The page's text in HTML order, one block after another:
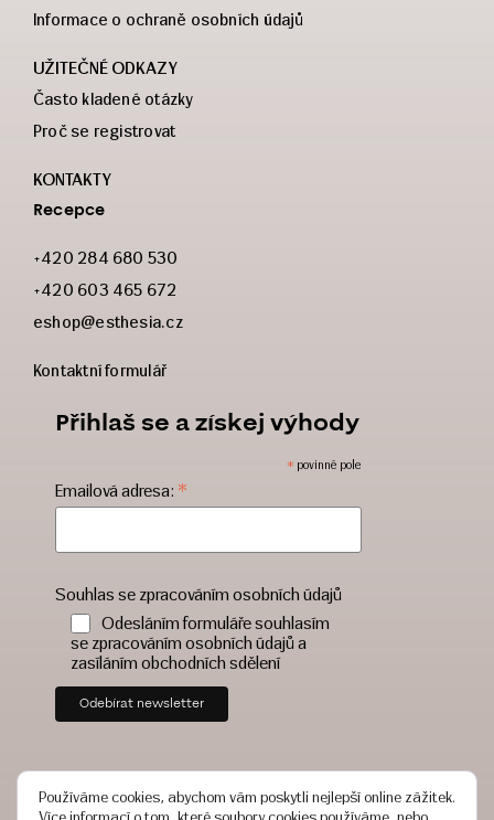
Informace o ochraně osobních údajů
UŽITEČNÉ ODKAZY
Často kladené otázky
Proč se registrovat
KONTAKTY
Recepce
+420 284 680 530
+420 603 465 672
eshop@esthesia.cz
Kontaktní formulář
Přihlaš se a získej výhody
* povinné pole
Emailová adresa: *
Souhlas se zpracováním osobních údajů
Odesláním formuláře souhlasím
se zpracováním osobních údajů a
zasíláním obchodních sdělení
Používáme cookies, abychom vám poskytli nejlepší online zážitek.